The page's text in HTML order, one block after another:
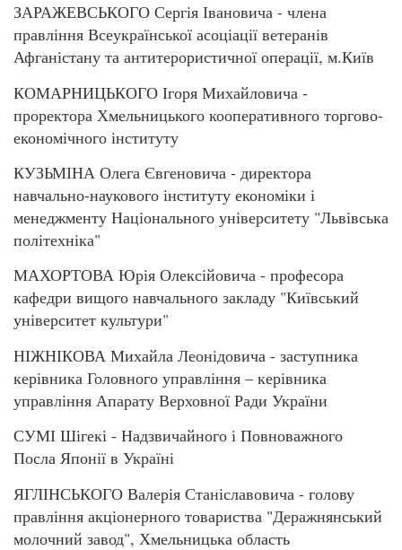
ЗАРАЖЕВСЬКОГО Сергія Івановича - члена
правління Всеукраїнської асоціації ветеранів
Афганістану та антитерористичної операції, м.Київ
КОМАРНИЦЬКОГО Ігоря Михайловича -
проректора Хмельницького кооперативного торгово-
економічного інституту
КУЗЬМІНА Олега Євгеновича - директора
навчально-наукового інституту економіки і
менеджменту Національного університету "Львівська
політехніка"
МАХОРТОВА Юрія Олексійовича - професора
кафедри вищого навчального закладу "Київський
університет культури"
НІЖНІКОВА Михайла Леонідовича - заступника
керівника Головного управління – керівника
управління Апарату Верховної Ради України
СУМІ Шігекі - Надзвичайного і Повноважного
Посла Японії в Україні
ЯГЛІНСЬКОГО Валерія Станіславовича - голову
правління акціонерного товариства "Деражнянський
молочний завод", Хмельницька область